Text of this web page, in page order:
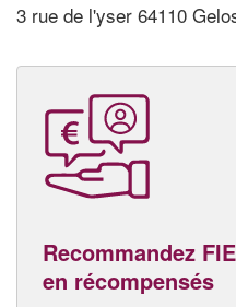
3 rue de l'yser 64110
Recommandez
en récompensés